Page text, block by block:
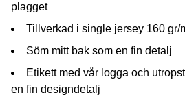
plagget
Tillverkad i single jersey 160 gr/
Söm mitt bak som en fin detalj
Etikett med vår logga och
en fin designdetalj